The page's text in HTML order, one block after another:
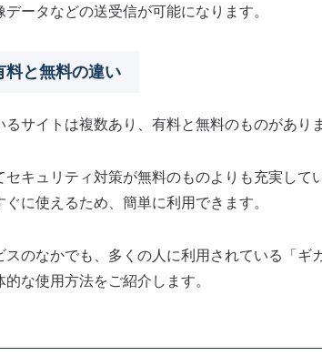
ータなどの送受信が可能になります。
料と無料の違い
サイトは複数あり、有料と無料のものがありま
キュリティ対策が無料のものよりも充実してい
に使えるため、簡単に利用できます。
のなかでも、多くの人に利用されている「ギ
な使用方法をご紹介します。